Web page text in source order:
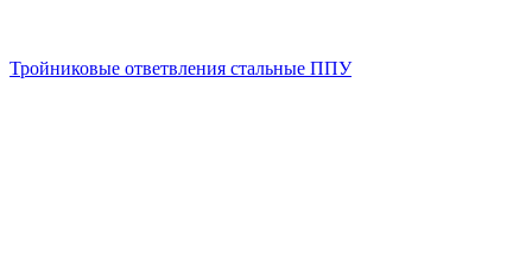
Тройниковые ответвления стальные ППУ